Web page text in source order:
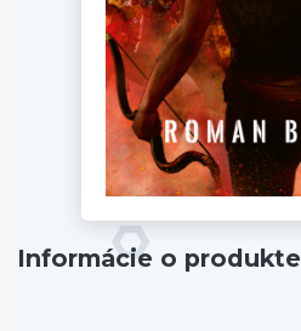
Informácie o produkte